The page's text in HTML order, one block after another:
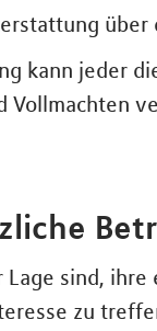
kann jeder
Vollmachten
sind,
zu